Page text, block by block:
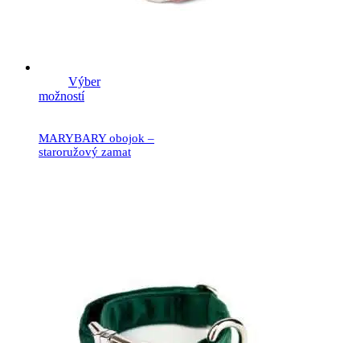
Výber
možností
MARYBARY obojok –
staroružový zamat